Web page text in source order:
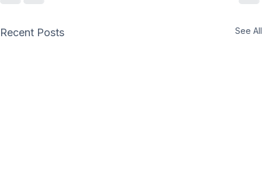
Recent Posts See All